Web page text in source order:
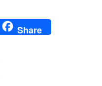
Share